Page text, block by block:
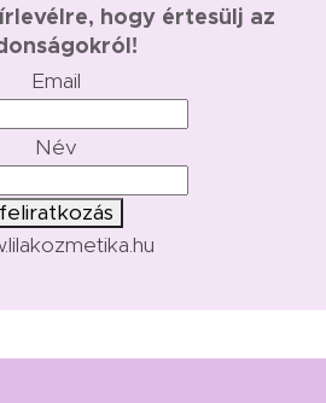
hogy értesülj az
Email
Név
feliratkozás